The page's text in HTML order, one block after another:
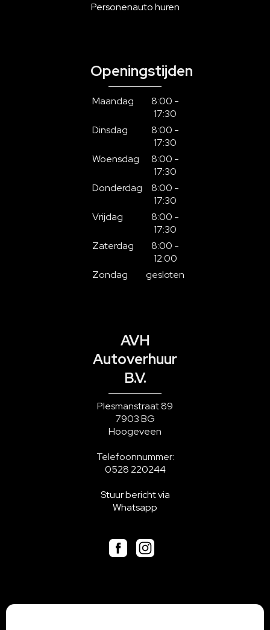
Personenauto huren
Openingstijden
Maandag
8:00 -
17:30
Dinsdag
8:00 -
17:30
Woensdag
8:00 -
17:30
Donderdag
8:00 -
17:30
Vrijdag
8:00 -
17:30
Zaterdag
8:00 -
12:00
Zondag
gesloten
AVH
Autoverhuur
B.V.
Plesmanstraat 89
7903 BG
Hoogeveen
Telefoonnummer:
0528 220244
Stuur bericht via
Whatsapp